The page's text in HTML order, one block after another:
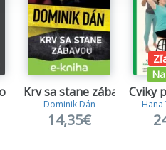
zbraňKrv sa stane zábavou
Dominik Dán
14,35€
Cviky